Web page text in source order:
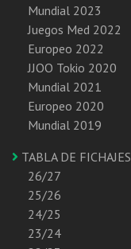
Mundial 2023
Juegos Med 2022
Europeo 2022
JJOO Tokio 2020
Mundial 2021
Europeo 2020
Mundial 2019
TABLA DE FICHAJES
26/27
25/26
24/25
23/24